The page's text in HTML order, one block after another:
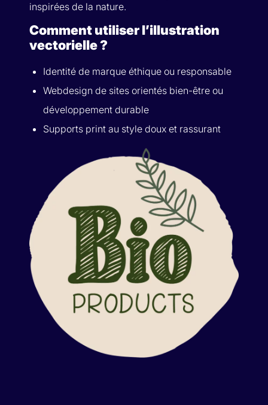
inspirées de la nature.
Comment utiliser l’illustration
vectorielle ?
Identité de marque éthique ou responsable
Webdesign de sites orientés bien-être ou
développement durable
Supports print au style doux et rassurant